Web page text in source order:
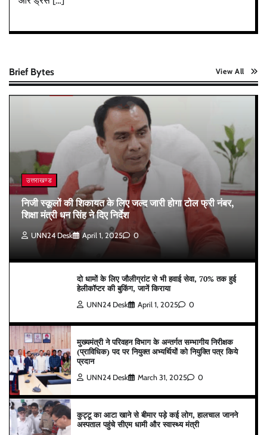
Brief Bytes View All
उत्तराखण्ड
निजी स्कूलों की शिकायत के लिए जल्द जारी होगा टोल फ्री नंबर,
शिक्षा मंत्री धन सिंह ने दिए निर्देश
UNN24 Desk April 1, 2025 0
दो धामों के लिए जौलीग्रांट से भी हवाई सेवा, 70% तक हुई
हेलीकॉप्टर की बुकिंग, जानें किराया
UNN24 Desk April 1, 2025 0
मुख्यमंत्री ने परिवहन विभाग के अन्तर्गत सम्भागीय निरीक्षक
(प्राविधिक) पद पर नियुक्त अभ्यर्थियों को नियुक्ति पत्र किये
प्रदान
UNN24 Desk March 31, 2025 0
कुट्टू का आटा खाने से बीमार पड़े कई लोग, हालचाल जानने
अस्पताल पहुंचे सीएम धामी और स्वास्थ्य मंत्री